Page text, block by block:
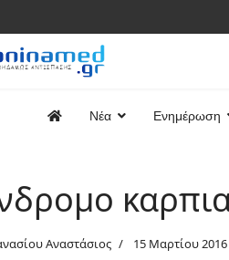
Νέα Ενημέρωση
Αναστάσιος 15 Μαρτίου 2016